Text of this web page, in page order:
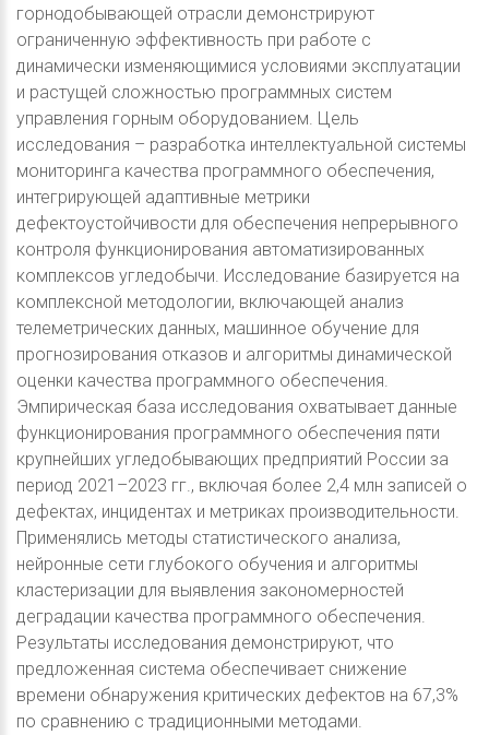
горнодобывающей отрасли демонстрируют
ограниченную эффективность при работе с
динамически изменяющимися условиями эксплуатации
и растущей сложностью программных систем
управления горным оборудованием. Цель
исследования – разработка интеллектуальной системы
мониторинга качества программного обеспечения,
интегрирующей адаптивные метрики
дефектоустойчивости для обеспечения непрерывного
контроля функционирования автоматизированных
комплексов угледобычи. Исследование базируется на
комплексной методологии, включающей анализ
телеметрических данных, машинное обучение для
прогнозирования отказов и алгоритмы динамической
оценки качества программного обеспечения.
Эмпирическая база исследования охватывает данные
функционирования программного обеспечения пяти
крупнейших угледобывающих предприятий России за
период 2021–2023 гг., включая более 2,4 млн записей о
дефектах, инцидентах и метриках производительности.
Применялись методы статистического анализа,
нейронные сети глубокого обучения и алгоритмы
кластеризации для выявления закономерностей
деградации качества программного обеспечения.
Результаты исследования демонстрируют, что
предложенная система обеспечивает снижение
времени обнаружения критических дефектов на 67,3%
по сравнению с традиционными методами.